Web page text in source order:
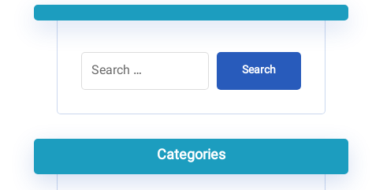
Search
Categories